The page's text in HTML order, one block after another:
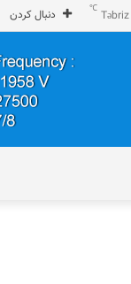
دنبال کردن Təbriz
℃